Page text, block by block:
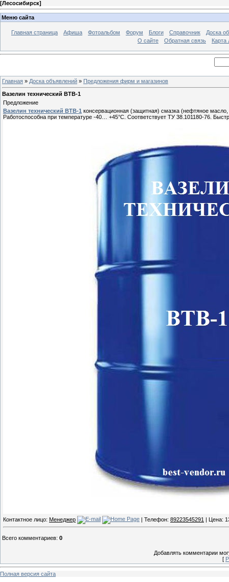
[Лесосибирск]
Меню сайта
Главная страница Афиша Фотоальбом Форум Блоги Справочник
Доска
О сайте
Обратная связь Карта
Главная » Доска объявлений » Предложения фирм и магазинов
Вазелин технический ВТВ-1
Предложение
Вазелин технический ВТВ-1 консервационная (защитная) смазка (нефтяное
Работоспособна при температуре -40… +45°С. Соответствует ТУ 38.101180-76.
Контактное лицо: Менеджер | Телефон: 89223545291 | Цена:
Всего комментариев: 0
Добавлять комментарии
[
Полная версия сайта